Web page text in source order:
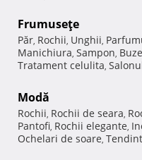
Frumuseţe
Păr, Rochii, Unghii,
Manichiura, Sampon, Buze
Tratament celulita,
Modă
Rochii, Rochii de seara,
Pantofi, Rochii elegante,
Ochelari de soare,